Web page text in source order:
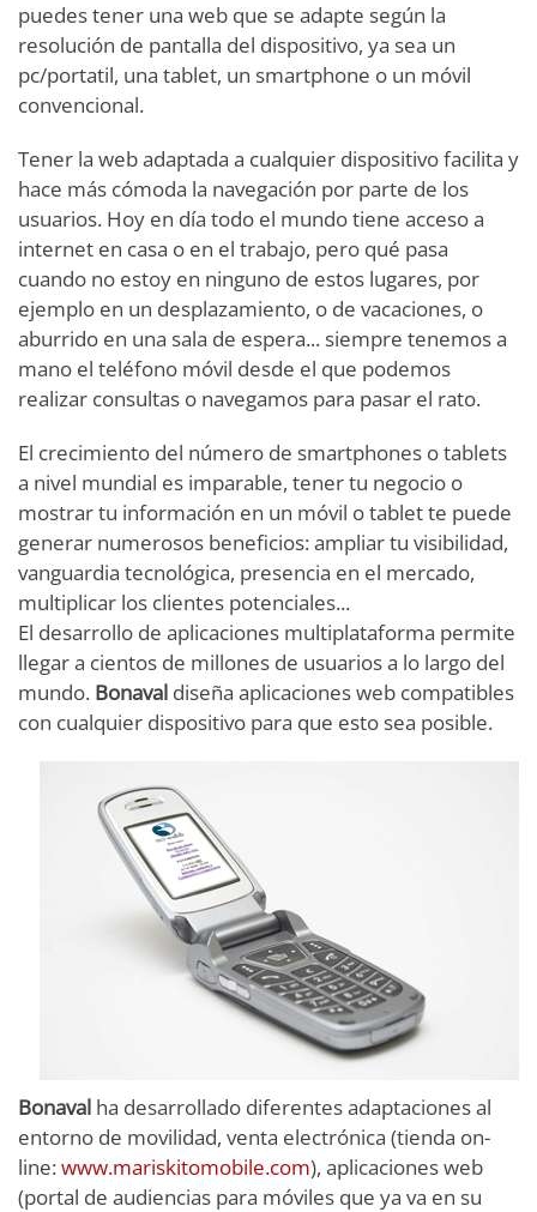
puedes tener una web que se adapte según la
resolución de pantalla del dispositivo, ya sea un
pc/portatil, una tablet, un smartphone o un móvil
convencional.
Tener la web adaptada a cualquier dispositivo facilita y
hace más cómoda la navegación por parte de los
usuarios. Hoy en día todo el mundo tiene acceso a
internet en casa o en el trabajo, pero qué pasa
cuando no estoy en ninguno de estos lugares, por
ejemplo en un desplazamiento, o de vacaciones, o
aburrido en una sala de espera... siempre tenemos a
mano el teléfono móvil desde el que podemos
realizar consultas o navegamos para pasar el rato.
El crecimiento del número de smartphones o tablets
a nivel mundial es imparable, tener tu negocio o
mostrar tu información en un móvil o tablet te puede
generar numerosos beneficios: ampliar tu visibilidad,
vanguardia tecnológica, presencia en el mercado,
multiplicar los clientes potenciales...
El desarrollo de aplicaciones multiplataforma permite
llegar a cientos de millones de usuarios a lo largo del
mundo. Bonaval diseña aplicaciones web compatibles
con cualquier dispositivo para que esto sea posible.
Bonaval ha desarrollado diferentes adaptaciones al
entorno de movilidad, venta electrónica (tienda on-
line:www.mariskitomobile.com), aplicaciones web
(portal de audiencias para móviles que ya va en su